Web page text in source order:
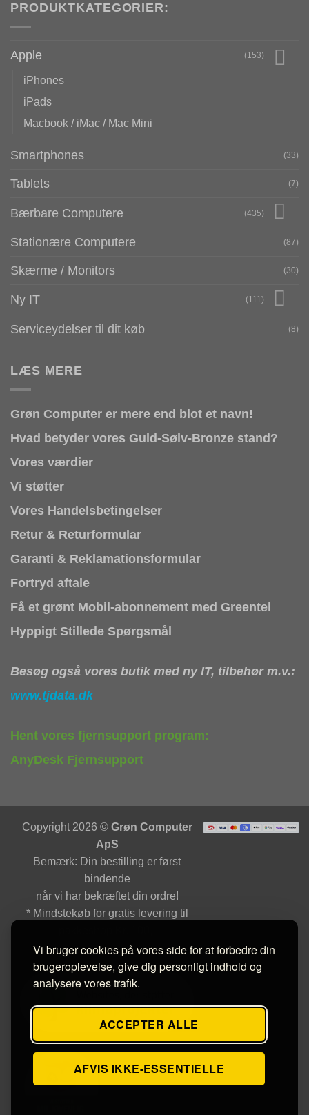
Vi bruger cookies på vores side for at forbedre din
brugeroplevelse, give dig personligt indhold og
analysere vores trafik.
ACCEPTER ALLE
AFVIS IKKE-ESSENTIELLE
PRODUKTKATEGORIER:
Apple (153)
iPhones
iPads
Macbook / iMac / Mac Mini
Smartphones (33)
Tablets (7)
Bærbare Computere (435)
Stationære Computere (87)
Skærme / Monitors (30)
Ny IT (111)
Serviceydelser til dit køb (8)
LÆS MERE
Grøn Computer er mere end blot et navn!
Hvad betyder vores Guld-Sølv-Bronze stand?
Vores værdier
Vi støtter
Vores Handelsbetingelser
Retur & Returformular
Garanti & Reklamationsformular
Fortryd aftale
Få et grønt Mobil-abonnement med Greentel
Hyppigt Stillede Spørgsmål
Besøg også vores butik med ny IT, tilbehør m.v.:
www.tjdata.dk
Hent vores fjernsupport program:
AnyDesk Fjernsupport
Copyright 2026 © Grøn Computer
ApS
Bemærk: Din bestilling er først
bindende
når vi har bekræftet din ordre!
* Mindstekøb for gratis levering til